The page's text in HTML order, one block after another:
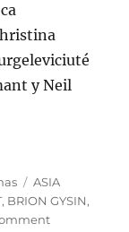
y Neil
Tags
ASIA
, BRION GYSIN,
on